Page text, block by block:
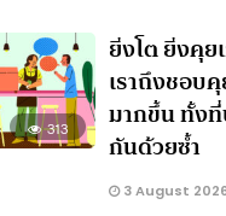
313
ยิ่งโต ยิ่งคุย
เราถึงชอบ
มากขึ้น ทั้ง
กันด้วยซ้ำ
3 August